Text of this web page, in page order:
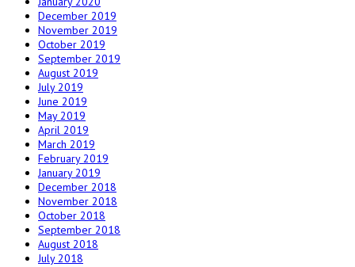
December 2019
November 2019
October 2019
September 2019
August 2019
July 2019
June 2019
May 2019
April 2019
March 2019
February 2019
January 2019
December 2018
November 2018
October 2018
September 2018
August 2018
July 2018